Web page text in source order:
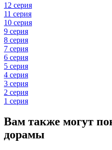
12 серия
11 серия
10 серия
9 серия
8 серия
7 серия
6 серия
5 серия
4 серия
3 серия
2 серия
1 серия
Вам также могут
дорамы